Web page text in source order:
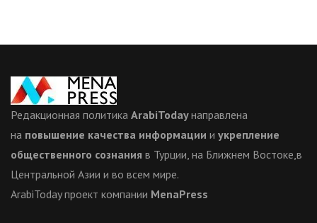
Редакционная политика ArabiTodayнаправлена
на повышение качества информации и укрепление
общественного сознания в Турции, на Ближнем Востоке,в
Центральной Азии и во всем мире.
ArabiToday проект компании MenaPress